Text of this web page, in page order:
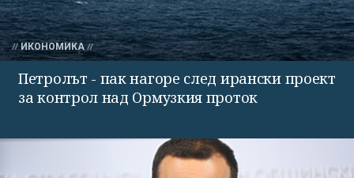
ИКОНОМИКА
Петролът - пак нагоре след ирански проект
за контрол над Ормузкия проток